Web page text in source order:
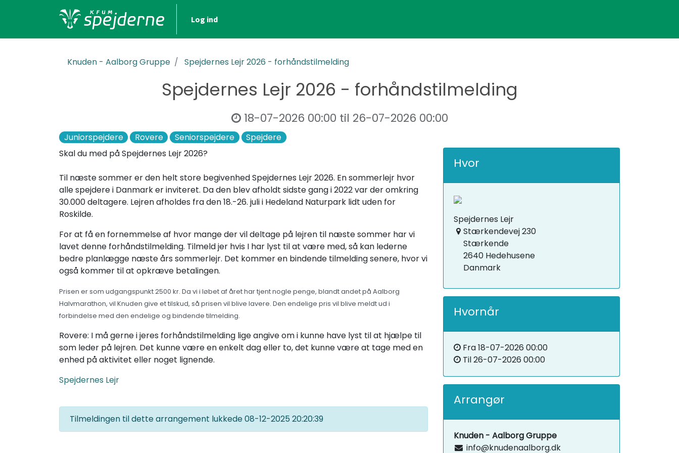
Log ind
Knuden - Aalborg Gruppe Spejdernes Lejr 2026 - forhåndstilmelding
Spejdernes Lejr 2026 - forhåndstilmelding
18-07-2026 00:00 til 26-07-2026 00:00
Juniorspejdere Rovere Seniorspejdere
Spejdere
Skal du med på Spejdernes Lejr 2026?
Til næste sommer er den helt store begivenhed Spejdernes Lejr 2026. En sommerlejr hvor
alle spejdere i Danmark er inviteret. Da den blev afholdt sidste gang i 2022 var der omkring
30.000 deltagere. Lejren afholdes fra den 18.-26. juli i Hedeland Naturpark lidt uden for
Roskilde.
For at få en fornemmelse af hvor mange der vil deltage på lejren til næste sommer har vi
lavet denne forhåndstilmelding. Tilmeld jer hvis I har lyst til at være med, så kan lederne
bedre planlægge næste års sommerlejr. Det kommer en bindende tilmelding senere, hvor vi
også kommer til at opkræve betalingen.
Prisen er som udgangspunkt 2500 kr. Da vi i løbet af året har tjent nogle penge, blandt andet på Aalborg
Halvmarathon, vil Knuden give et tilskud, så prisen vil blive lavere. Den endelige pris vil blive meldt ud i
forbindelse med den endelige og bindende tilmelding.
Rovere: I må gerne i jeres forhåndstilmelding lige angive om i kunne have lyst til at hjælpe til
som leder på lejren. Det kunne være en enkelt dag eller to, det kunne være at tage med en
enhed på aktivitet eller noget lignende.
Spejdernes Lejr
Tilmeldingen til dette arrangement lukkede08-12-2025 20:20:39
Hvor
Spejdernes Lejr
Stærkendevej 230
Stærkende
2640 Hedehusene
Danmark
Hvornår
Fra18-07-2026 00:00
Til26-07-2026 00:00
Arrangør
Knuden - Aalborg Gruppe
info@knudenaalborg.dk